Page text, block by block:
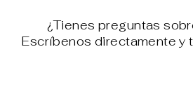
¿Tienes preguntas
Escríbenos directamente y